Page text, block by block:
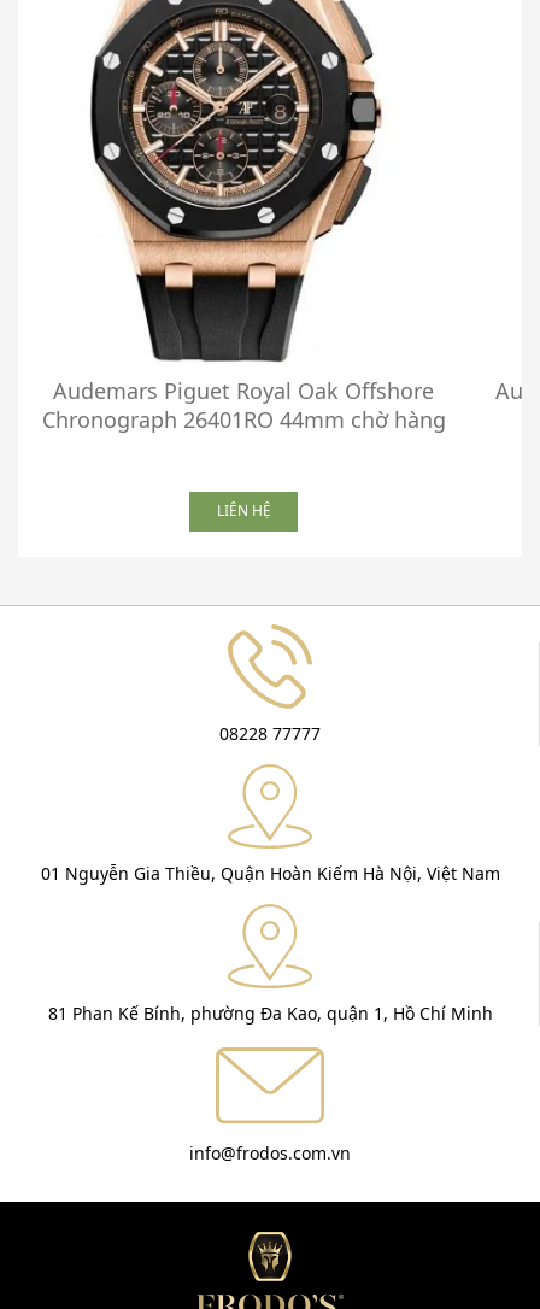
Audemars Piguet Royal Oak Offshore
Chronograph 26401RO 44mm chờ hàng
LIÊN HỆ
08228 77777
01 Nguyễn Gia Thiều, Quận Hoàn Kiếm Hà Nội, Việt Nam
81 Phan Kế Bính, phường Đa Kao, quận 1, Hồ Chí Minh
info@frodos.com.vn